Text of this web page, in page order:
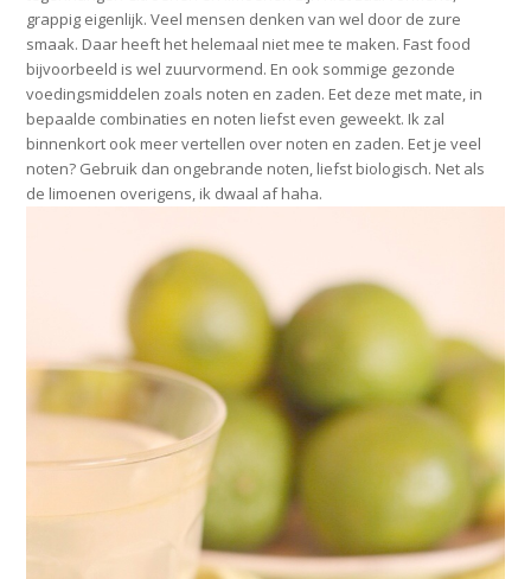
grappig eigenlijk. Veel mensen denken van wel door de zure
smaak. Daar heeft het helemaal niet mee te maken. Fast food
bijvoorbeeld is wel zuurvormend. En ook sommige gezonde
voedingsmiddelen zoals noten en zaden. Eet deze met mate, in
bepaalde combinaties en noten liefst even geweekt. Ik zal
binnenkort ook meer vertellen over noten en zaden. Eet je veel
noten? Gebruik dan ongebrande noten, liefst biologisch. Net als
de limoenen overigens, ik dwaal af haha.